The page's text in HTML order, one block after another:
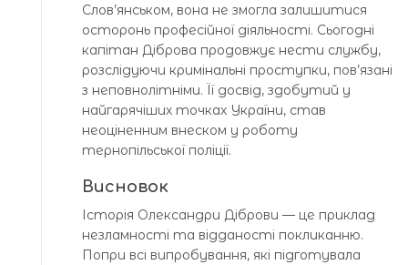
Слов’янськом, вона не змогла залишитися
осторонь професійної діяльності. Сьогодні
капітан Діброва продовжує нести службу,
розслідуючи кримінальні проступки, пов’язані
з неповнолітніми. Її досвід, здобутий у
найгарячіших точках України, став
неоціненним внеском у роботу
тернопільської поліції.
Висновок
Історія Олександри Діброви — це приклад
незламності та відданості покликанню.
Попри всі випробування, які підготувала